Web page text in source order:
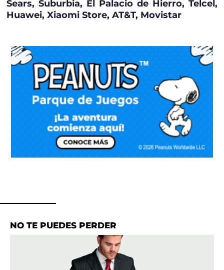
Sears, Suburbia, El Palacio de Hierro, Telcel,
Huawei, Xiaomi Store, AT&T, Movistar
NO TE PUEDES PERDER